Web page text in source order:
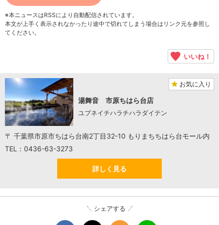
※本ニュースはRSSにより自動配信されています。
本文が上手く表示されなかったり途中で切れてしまう場合はリンク元を参照し
てください。
いいね！
お気に入り
湯舞音 市原ちはら台店
ユブネイチハラチハラダイテン
〒 千葉県市原市ちはら台南2丁目32-10 もりまちちはら台モール内
TEL：0436-63-3273
詳しく見る
シェアする